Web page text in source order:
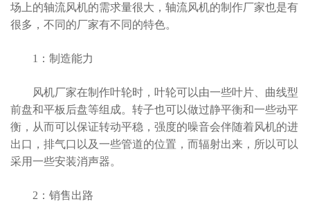
场上的轴流风机的需求量很大，轴流风机的制作厂家也是有
很多，不同的厂家有不同的特色。
1：制造能力
风机厂家在制作叶轮时，叶轮可以由一些叶片、曲线型
前盘和平板后盘等组成。转子也可以做过静平衡和一些动平
衡，从而可以保证转动平稳，强度的噪音会伴随着风机的进
出口，排气口以及一些管道的位置，而辐射出来，所以可以
采用一些安装消声器。
2：销售出路